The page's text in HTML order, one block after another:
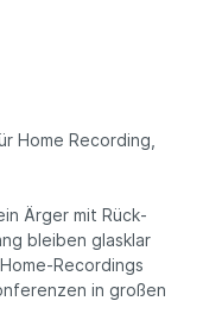
Home Recording,
Ärger mit Rück­
bleiben glas­klar
Recordings
in großen